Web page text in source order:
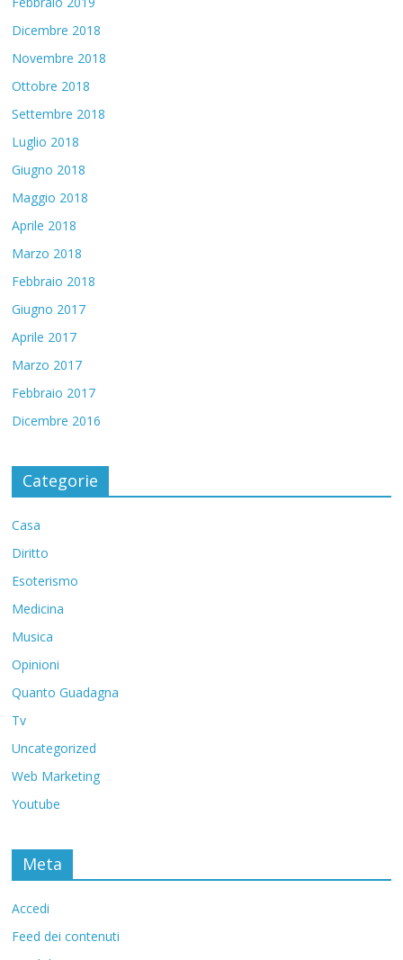
Dicembre 2018
Novembre 2018
Ottobre 2018
Settembre 2018
Luglio 2018
Giugno 2018
Maggio 2018
Aprile 2018
Marzo 2018
Febbraio 2018
Giugno 2017
Aprile 2017
Marzo 2017
Febbraio 2017
Dicembre 2016
Categorie
Casa
Diritto
Esoterismo
Medicina
Musica
Opinioni
Quanto Guadagna
Tv
Uncategorized
Web Marketing
Youtube
Meta
Accedi
Feed dei contenuti